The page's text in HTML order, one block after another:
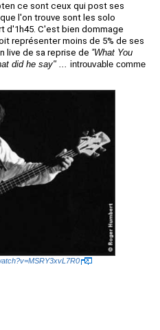
ce sont ceux qui post ses
l'on trouve sont les solo
d'1h45. C'est bien dommage
représenter moins de 5% de ses
live de sa reprise de "What You
did he say" ... introuvable comme